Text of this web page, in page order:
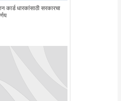
कार्ड धारकांसाठी सरकारचा